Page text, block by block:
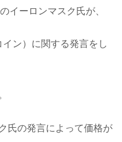
イーロンマスク氏が、
ン）に関する発言をし
氏の発言によって価格が